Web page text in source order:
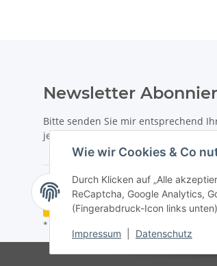
Wie wir Cookies & Co
Durch Klicken auf „Alle
ReCaptcha, Google Analytics,
(Fingerabdruck-Icon links
Impressum Datenschutz
Newsletter
Bitte senden Sie mir entsprechend
jederzeit widerruflich Informationen
Vertrag widerrufen
* Alle Preise inkl. gesetzlicher USt., zzgl.